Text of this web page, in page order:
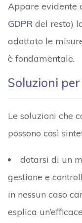
Appare evidente
GDPRdel resto)
adottato le
è fondamentale.
Soluzioni
Le soluzioni che
possono così
dotarsi di un
gestione e
in nessun caso
esplica